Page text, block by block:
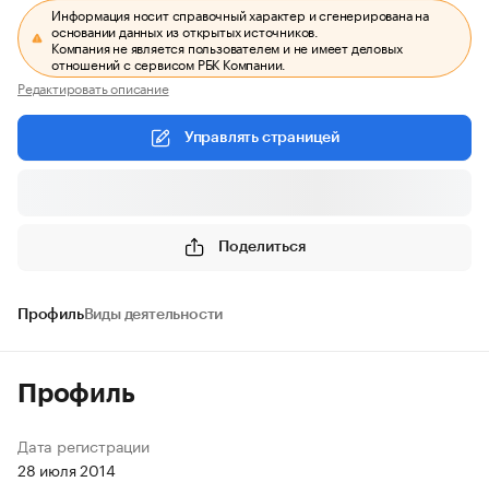
Информация носит справочный характер и сгенерирована на
основании данных из открытых источников.
Компания не является пользователем и не имеет деловых
отношений с сервисом РБК Компании.
Редактировать описание
Управлять страницей
Поделиться
ПрофильВиды деятельности
Профиль
Дата регистрации
28 июля 2014